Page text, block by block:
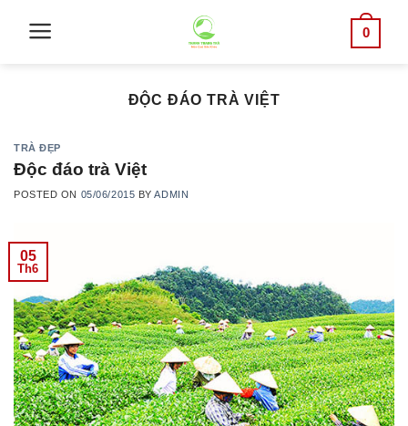
0
ĐỘC ĐÁO TRÀ VIỆT
TRÀ ĐẸP
Độc đáo trà Việt
POSTED ON 05/06/2015 BYADMIN
05
Th6